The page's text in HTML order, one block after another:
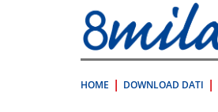
direttamente
a:
Contenuto
HOME DOWNLOAD DATI